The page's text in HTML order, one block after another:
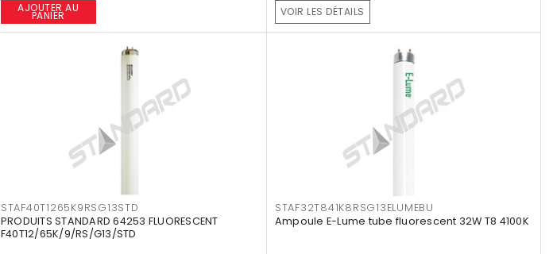
AJOUTER AU
PANIER VOIR LES DÉTAILS
STAF40T1265K9RSG13STD
PRODUITS STANDARD 64253 FLUORESCENT
F40T12/65K/9/RS/G13/STD
STAF32T841K8RSG13ELUMEBU
Ampoule E-Lume tube fluorescent 32W T8 4100K